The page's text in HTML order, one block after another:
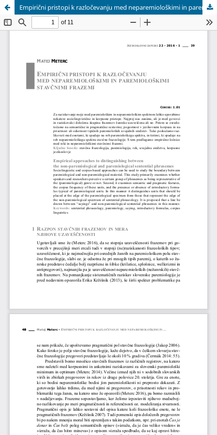
Empirični pristopi k razločevanju med neparemiološkimi in paremiološkimi stavčnimi frazemi